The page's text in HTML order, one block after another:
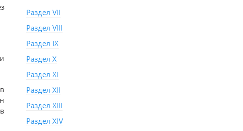
Раздел VII
Раздел VIII
Раздел IX
Раздел X
Раздел XI
Раздел XII
Раздел XIII
Раздел XIV